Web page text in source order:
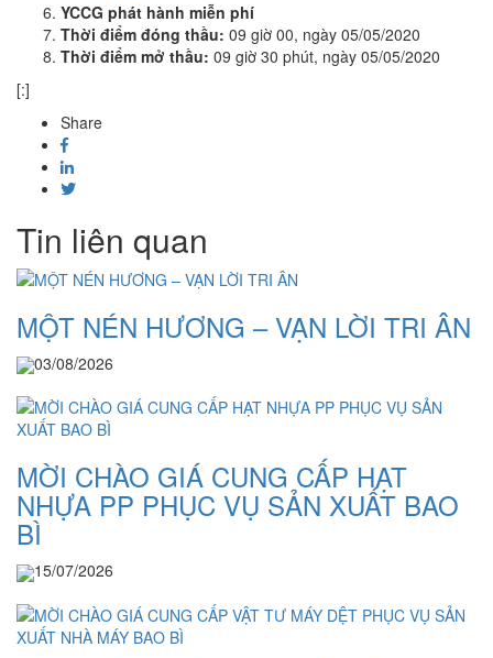
YCCG phát hành miễn phí
Thời điểm đóng thầu: 09 giờ 00, ngày 05/05/2020
Thời điểm mở thầu: 09 giờ 30 phút, ngày 05/05/2020
[:]
Share
Tin liên quan
MỘT NÉN HƯƠNG – VẠN LỜI TRI ÂN
03/08/2026
MỜI CHÀO GIÁ CUNG CẤP HẠT
NHỰA PP PHỤC VỤ SẢN XUẤT BAO
BÌ
15/07/2026